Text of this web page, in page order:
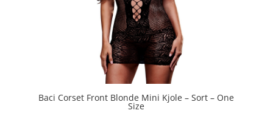
Baci Corset Front Blonde Mini Kjole – Sort – One
Size